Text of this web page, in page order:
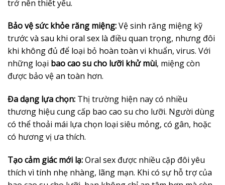
trở nên thiết yếu.
Bảo vệ sức khỏe răng miệng:Vệ sinh răng miệng kỹ
trước và sau khi oral sex là điều quan trọng, nhưng đôi
khi không đủ để loại bỏ hoàn toàn vi khuẩn, virus. Với
những loại bao cao su cho lưỡi khử mùi, miệng còn
được bảo vệ an toàn hơn.
Đa dạng lựa chọn: Thị trường hiện nay có nhiều
thương hiệu cung cấp bao cao su cho lưỡi. Người dùng
có thể thoải mái lựa chọn loại siêu mỏng, có gân, hoặc
có hương vị ưa thích.
Tạo cảm giác mới lạ:Oral sex được nhiều cặp đôi yêu
thích vì tính nhẹ nhàng, lãng mạn. Khi có sự hỗ trợ của